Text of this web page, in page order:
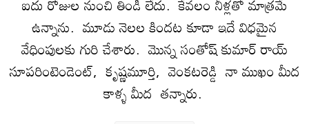
ఉన్నాను. మూడు నెలల కిందట కూడా ఇదే విధమైన
వేధింపులకు గురి చేశారు. మొన్న సంతోష్ కుమార్ రాయ్
సూపరింటెండెంట్, కృష్ణమూర్తి, వెంకటరెడ్డి నా ముఖం మీద
కాళ్ళ మీద తన్నారు.